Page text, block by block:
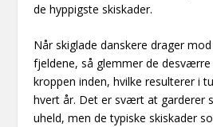
de hyppigste skiskader.
Når skiglade danskere drager
fjeldene, så glemmer de
kroppen inden, hvilke resulterer i
hvert år. Det er svært at garderer
uheld, men de typiske skiskader